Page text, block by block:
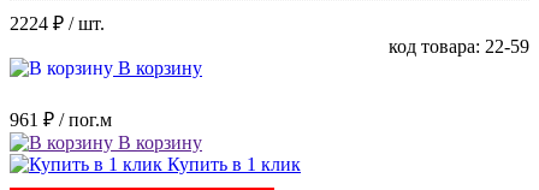
2224 ₽ / шт.
код товара: 22-59
В корзину
961 ₽ / пог.м
В корзину
Купить в 1 клик